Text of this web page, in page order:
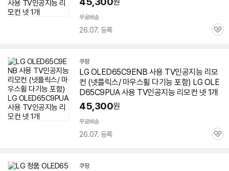
무료배송
26.07. 등록
관
쿠팡
LG OLED65C9ENB 사용 TV인공지능 리모
컨 (넷플릭스/ 마우스휠 다기능 포함) LG OLE
D65C9PUA 사용 TV인공지능 리모컨 넷 1개
45,300원
무료배송
26.07. 등록
관
쿠팡